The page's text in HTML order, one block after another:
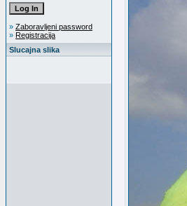
» Zaboravljeni password
» Registracija
Slucajna slika